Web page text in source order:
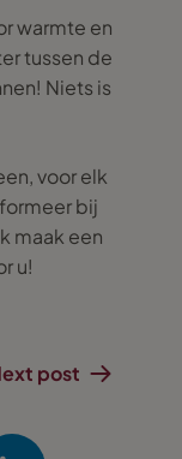
warmte en
tussen de
Niets is
voor elk
bij
maak een
u!
post